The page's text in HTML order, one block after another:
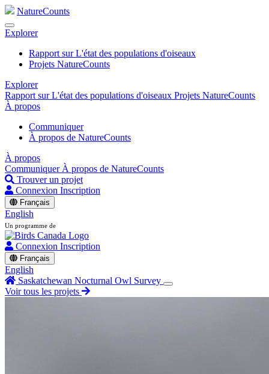
NatureCounts
Explorer
Rapport sur L'état des populations d'oiseaux
Projets NatureCounts
Explorer
Rapport sur L'état des populations d'oiseaux Projets NatureCounts
À propos
Communiquer
À propos de NatureCounts
À propos
Communiquer À propos de NatureCounts
Trouver un projet
Connexion Inscription
Français
English
Un programme de
Connexion Inscription
Français
English
Saskatchewan Nocturnal Owl Survey
Voir tous les projets